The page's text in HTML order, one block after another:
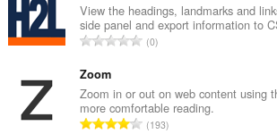
View the headings, landmarks and
side panel and export information to
총
수
:
0
Zoom
Zoom in or out on web content using
more comfortable reading.
총193